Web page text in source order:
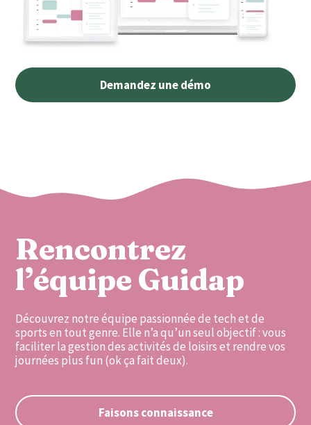
Demandez une démo
Rencontrez
l’équipe Guidap
Découvrez notre équipe passionnée de tech et de
sports en tout genre. Elle n’a qu’un seul objectif : vous
faciliter la gestion des activités de loisirs et rendre vos
journées plus fun (ok ça fait deux).
Faisons connaissance